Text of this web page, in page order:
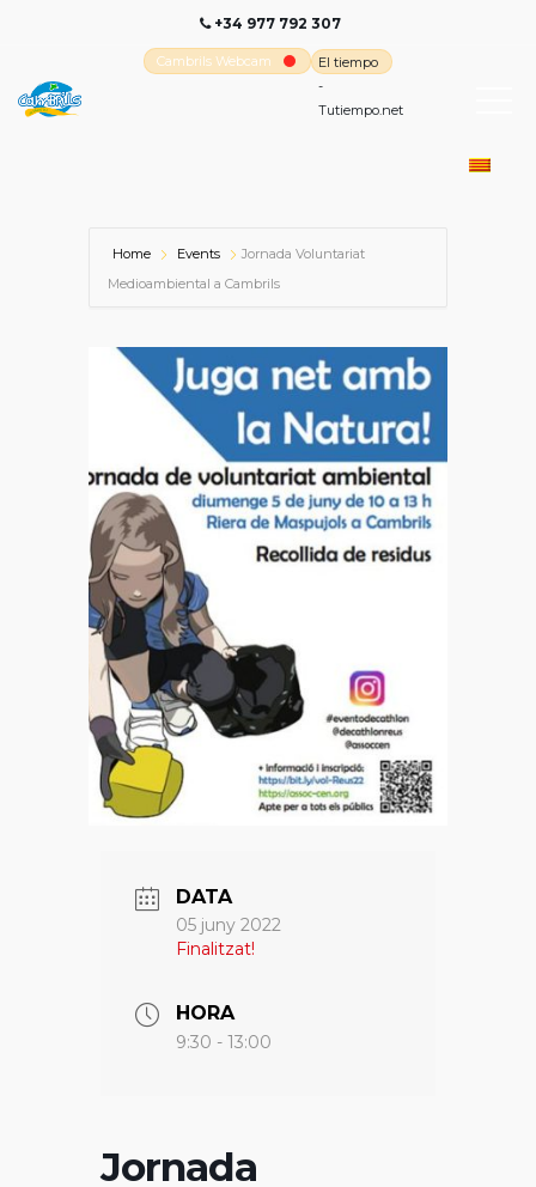
+34 977 792 307
Cambrils Webcam
El tiempo
-
Tutiempo.net
Home Events
Jornada Voluntariat
Medioambiental a Cambrils
DATA
05 juny 2022
Finalitzat!
HORA
9:30 - 13:00
Jornada